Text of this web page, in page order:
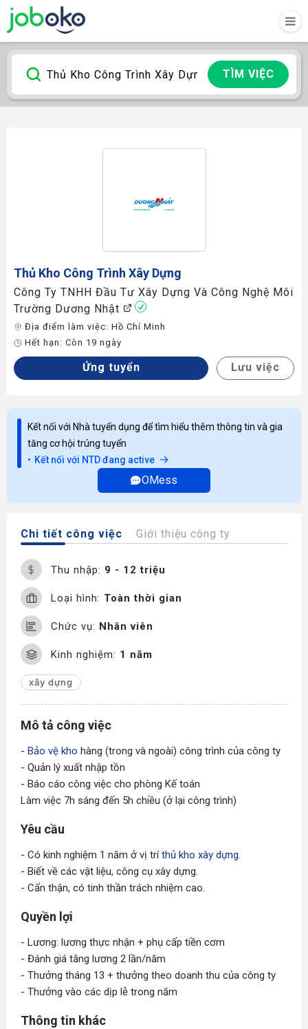
TÌM VIỆC
Thủ Kho Công Trình Xây Dựng
Công Ty TNHH Đầu Tư Xây Dựng Và Công Nghệ Môi
Trường Dương Nhật
Địa điểm làm việc: Hồ Chí Minh
Hết hạn: Còn 19 ngày
Ứng tuyển Lưu việc
Kết nối với Nhà tuyển dụng để tìm hiểu thêm thông tin và gia
tăng cơ hội trúng tuyển
Kết nối với NTD đang active
OMess
Chi tiết công việc Giới thiệu công ty
Thu nhập: 9 - 12 triệu
Loại hình: Toàn thời gian
Chức vụ: Nhân viên
Kinh nghiệm: 1 năm
xây dựng
Mô tả công việc
- Bảo vệ kho hàng (trong và ngoài) công trình của công ty
- Quản lý xuất nhập tồn
- Báo cáo công việc cho phòng Kế toán
Làm việc 7h sáng đến 5h chiều (ở lại công trình)
Yêu cầu
- Có kinh nghiệm 1 năm ở vị tríthủ kho xây dựng.
- Biết về các vật liệu, công cụ xây dựng.
- Cẩn thận, có tinh thần trách nhiệm cao.
Quyền lợi
- Lương: lương thực nhận + phụ cấp tiền cơm
- Đánh giá tăng lương 2 lần/năm
- Thưởng tháng 13 + thưởng theo doanh thu của công ty
- Thưởng vào các dịp lễ trong năm
Thông tin khác